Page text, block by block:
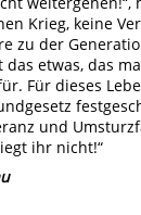
Krieg, keine
zu der
etwas, das
Für dieses
und
ihr nicht!“